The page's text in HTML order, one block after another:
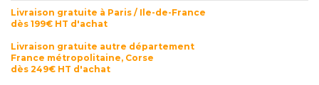
Livraison gratuite à Paris / Ile-de-France
dès 199€ HT d'achat
Livraison gratuite autre département
France métropolitaine, Corse
dès 249€ HT d'achat